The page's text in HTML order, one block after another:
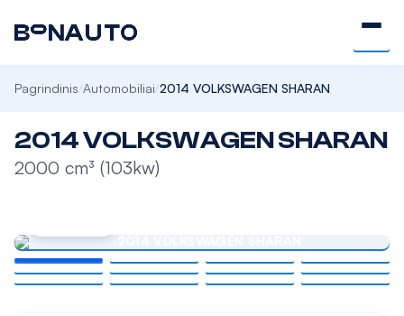
Pagrindinis/Automobiliai/2014 VOLKSWAGEN SHARAN
2014 VOLKSWAGEN SHARAN
2000 cm³ (103kw)